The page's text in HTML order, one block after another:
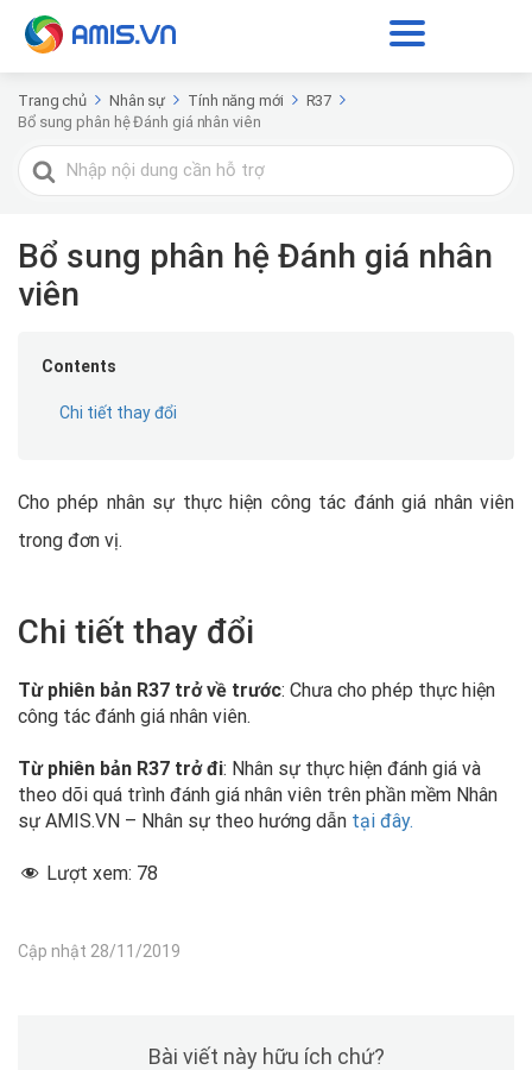
Trang chủ Nhân sự Tính năng mới
R37
Bổ sung phân hệ Đánh giá nhân viên
Tìm
kiếm
Bổ sung phân hệ Đánh giá nhân
viên
Contents
Chi tiết thay đổi
Cho phép nhân sự thực hiện công tác đánh giá nhân viên
trong đơn vị.
Chi tiết thay đổi
Từ phiên bản R37 trở về trước: Chưa cho phép thực hiện
công tác đánh giá nhân viên.
Từ phiên bản R37 trở đi: Nhân sự thực hiện đánh giá và
theo dõi quá trình đánh giá nhân viên trên phần mềm Nhân
sự AMIS.VN – Nhân sự theo hướng dẫn tại đây.
Lượt xem: 78
Cập nhật 28/11/2019
Bài viết này hữu ích chứ?